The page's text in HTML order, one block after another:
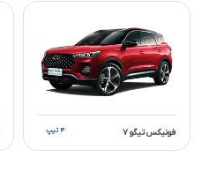
فونیکس تیگو ۷ ۴ تیپ